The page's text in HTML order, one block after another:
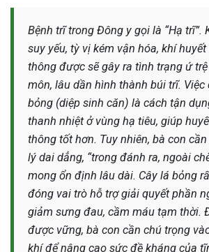
Bệnh trĩ trong Đông y gọi là “Hạ trĩ”.
suy yếu, tỳ vị kém vận hóa, khí
thông được sẽ gây ra tình trạng ứ
môn, lâu dần hình thành búi trĩ. Việc
bỏng (diệp sinh căn) là cách tận
thanh nhiệt ở vùng hạ tiêu, giúp
thông tốt hơn. Tuy nhiên, bà con
lý dai dẳng, “trong đánh ra, ngoài
mong ổn định lâu dài. Cây lá bỏng
đóng vai trò hỗ trợ giải quyết phần
giảm sưng đau, cầm máu tạm thời.
được vững, bà con cần chú trọng
khí để nâng cao sức đề kháng của